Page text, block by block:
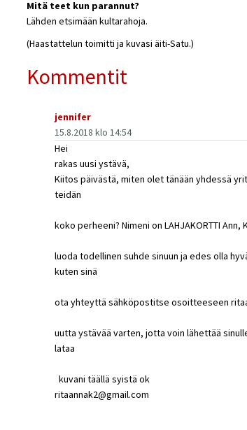
Mitä teet kun parannut?
Lähden etsimään kultarahoja.
(Haastattelun toimitti ja kuvasi äiti-Satu.)
Kommentit
jennifer
15.8.2018 klo 14:54
Hei
rakas uusi ystävä,
Kiitos päivästä, miten olet tänään yhdessä
teidän
koko perheeni? Nimeni on LAHJAKORTTI
luoda todellinen suhde sinuun ja edes olla
kuten sinä
ota yhteyttä sähköpostitse osoitteeseen
uutta ystävää varten, jotta voin lähettää
lataa
kuvani täällä syistä ok
ritaannak2@gmail.com